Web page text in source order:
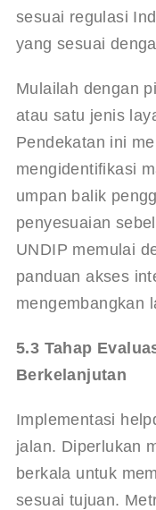
sesuai regulasi
yang sesuai
Mulailah dengan
atau satu jenis
Pendekatan ini
mengidentifikasi
umpan balik
penyesuaian
UNDIP memulai
panduan akses
mengembangkan
5.3 Tahap
Berkelanjutan
Implementasi
jalan. Diperlukan
berkala untuk
sesuai tujuan.